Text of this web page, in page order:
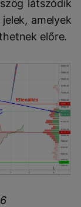
látszódik
amelyek
előre.